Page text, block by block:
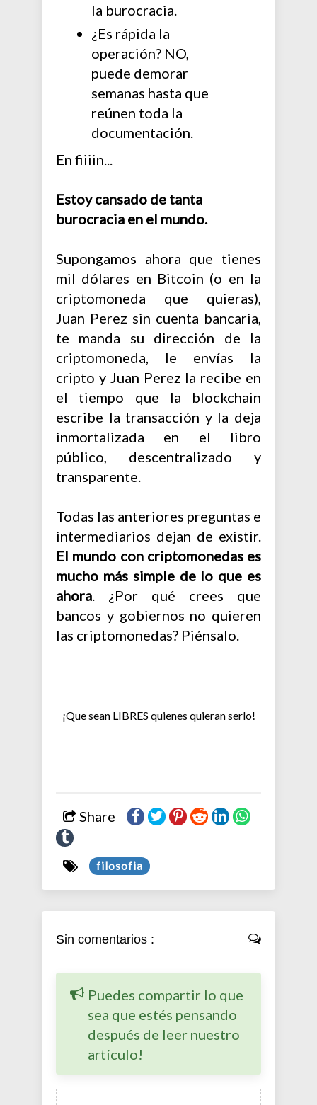
la burocracia.
¿Es rápida la
operación? NO,
puede demorar
semanas hasta que
reúnen toda la
documentación.
En fiiiin...
Estoy cansado de tanta
burocracia en el mundo.
Supongamos ahora que tienes
mil dólares en Bitcoin (o en la
criptomoneda que quieras),
Juan Perez sin cuenta bancaria,
te manda su dirección de la
criptomoneda, le envías la
cripto y Juan Perez la recibe en
el tiempo que la blockchain
escribe la transacción y la deja
inmortalizada en el libro
público, descentralizado y
transparente.
Todas las anteriores preguntas e
intermediarios dejan de existir.
El mundo con criptomonedas es
mucho más simple de lo que es
ahora. ¿Por qué crees que
bancos y gobiernos no quieren
las criptomonedas? Piénsalo.
¡Que sean LIBRES quienes quieran serlo!
Share
filosofia
Sin comentarios :
Puedes compartir lo que
sea que estés pensando
después de leer nuestro
artículo!